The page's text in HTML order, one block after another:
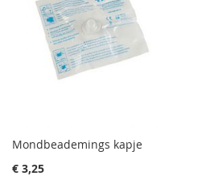
Mondbeademings kapje
€ 3,25